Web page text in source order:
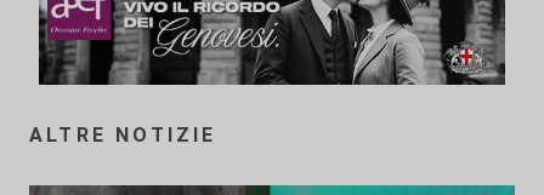
ALTRE NOTIZIE